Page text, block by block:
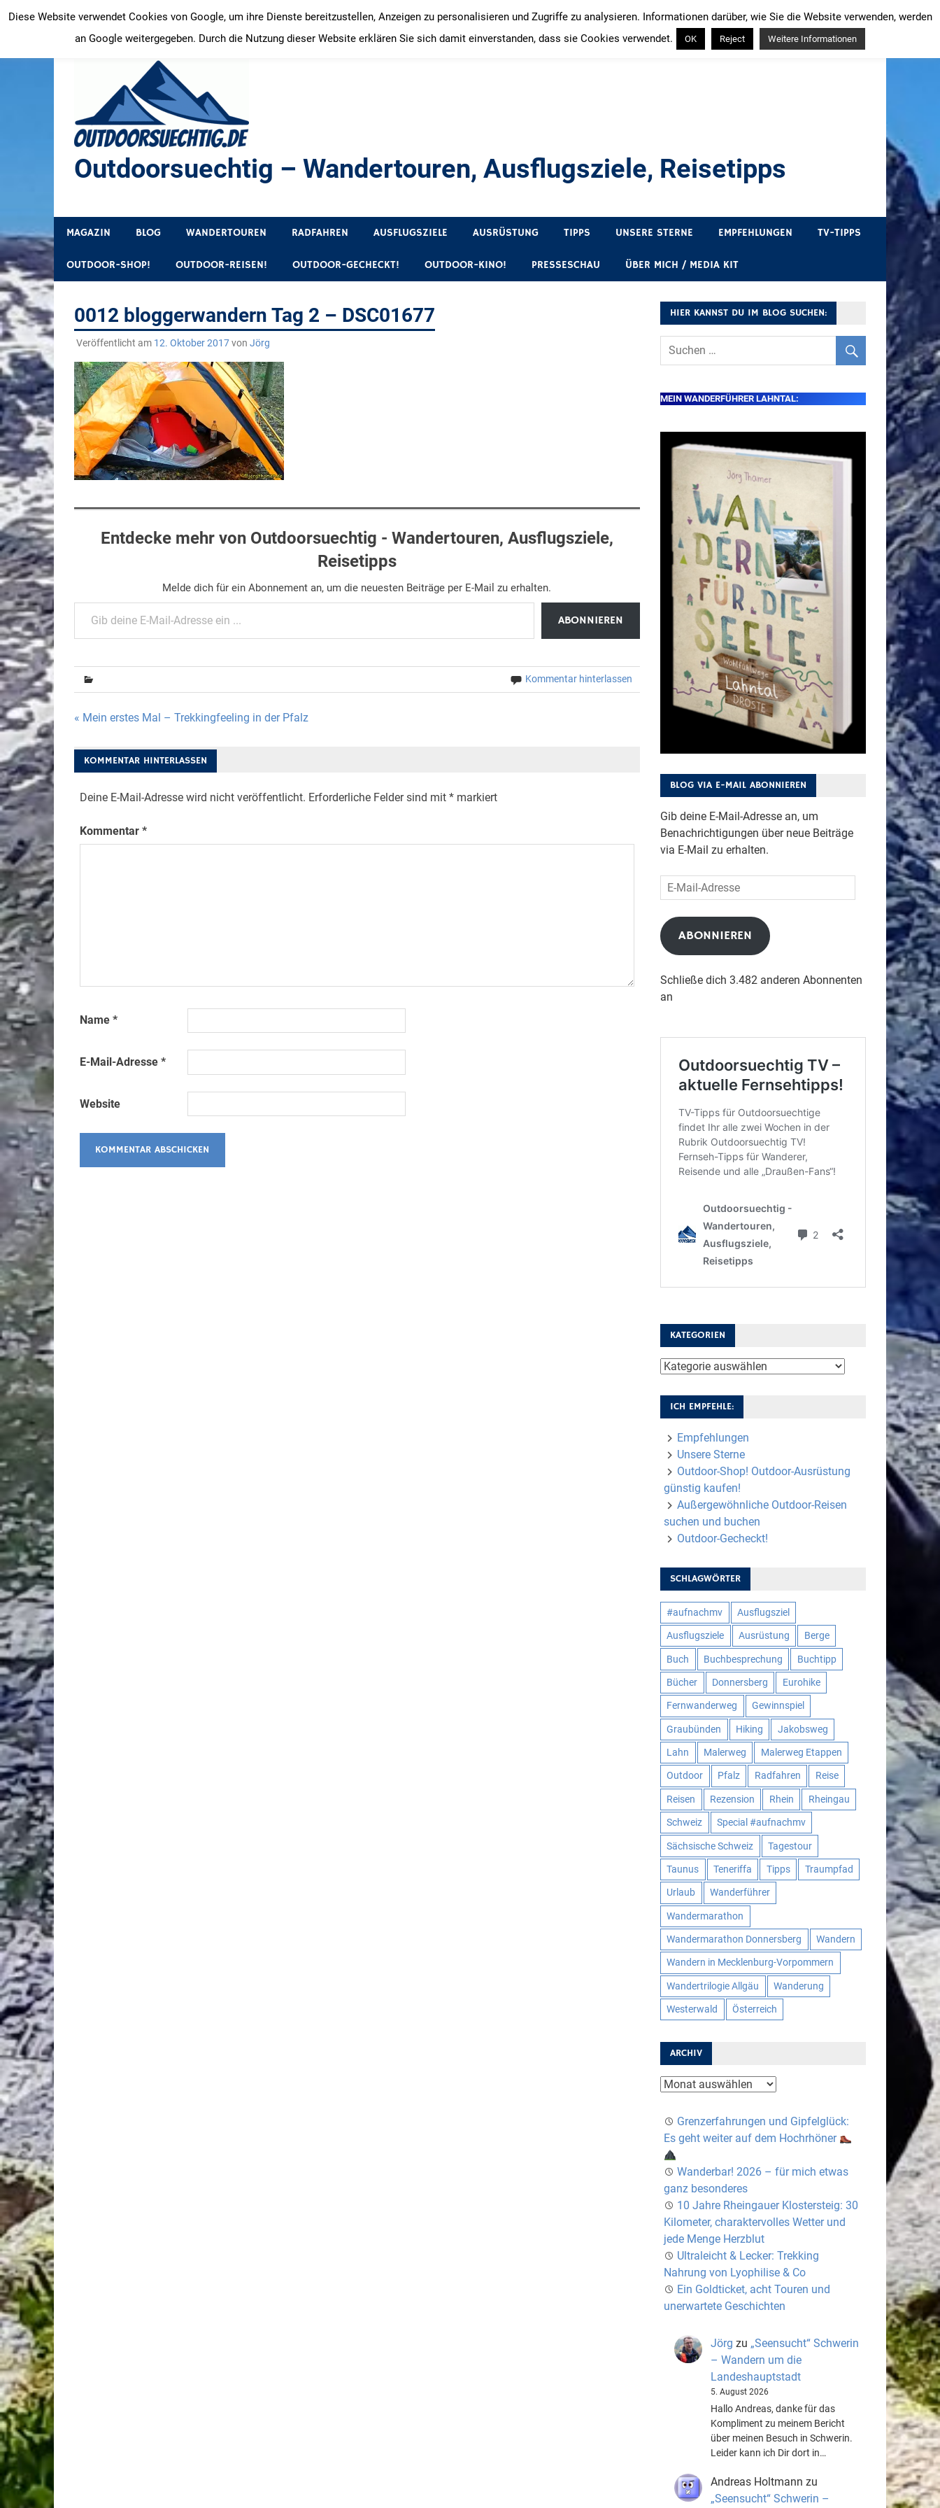
Inhalt
springen
Outdoorsuechtig – Wandertouren, Ausflugsziele, Reisetipps
MAGAZIN BLOG WANDERTOUREN RADFAHREN AUSFLUGSZIELE AUSRÜSTUNG TIPPS UNSERE STERNE EMPFEHLUNGEN TV-TIPPS
OUTDOOR-SHOP! OUTDOOR-REISEN! OUTDOOR-GECHECKT! OUTDOOR-KINO! PRESSESCHAU ÜBER MICH / MEDIA KIT
0012 bloggerwandern Tag 2 – DSC01677
Veröffentlicht am 12. Oktober 2017von Jörg
Entdecke mehr von Outdoorsuechtig - Wandertouren, Ausflugsziele,
Reisetipps
Melde dich für ein Abonnement an, um die neuesten Beiträge per E-Mail zu erhalten.
Gib deine E-Mail-Adresse ein ...
ABONNIEREN
Kommentar hinterlassen
Beitragsnavigation
« Mein erstes Mal – Trekkingfeeling in der Pfalz
KOMMENTAR HINTERLASSEN
Deine E-Mail-Adresse wird nicht veröffentlicht. Erforderliche Felder sind mit *markiert
Kommentar *
Name *
E-Mail-Adresse *
Website
HIER KANNST DU IM BLOG SUCHEN:
MEIN WANDERFÜHRER LAHNTAL:
BLOG VIA E-MAIL ABONNIEREN
Gib deine E-Mail-Adresse an, um
Benachrichtigungen über neue Beiträge
via E-Mail zu erhalten.
E-
Mail-
Adresse
ABONNIEREN
Schließe dich 3.482 anderen Abonnenten
an
KATEGORIEN
Kategorien
ICH EMPFEHLE:
Empfehlungen
Unsere Sterne
Outdoor-Shop! Outdoor-Ausrüstung
günstig kaufen!
Außergewöhnliche Outdoor-Reisen
suchen und buchen
Outdoor-Gecheckt!
SCHLAGWÖRTER
#aufnachmv Ausflugsziel
Ausflugsziele Ausrüstung Berge
Buch Buchbesprechung Buchtipp
Bücher Donnersberg Eurohike
Fernwanderweg Gewinnspiel
Graubünden Hiking Jakobsweg
Lahn Malerweg Malerweg Etappen
Outdoor Pfalz Radfahren Reise
Reisen Rezension Rhein Rheingau
Schweiz Special #aufnachmv
Sächsische Schweiz Tagestour
Taunus Teneriffa Tipps Traumpfad
Urlaub Wanderführer
Wandermarathon
Wandermarathon Donnersberg Wandern
Wandern in Mecklenburg-Vorpommern
Wandertrilogie Allgäu Wanderung
Westerwald Österreich
ARCHIV
Archiv
Grenzerfahrungen und Gipfelglück:
Es geht weiter auf dem Hochrhöner
Wanderbar! 2026 – für mich etwas
ganz besonderes
10 Jahre Rheingauer Klostersteig: 30
Kilometer, charaktervolles Wetter und
jede Menge Herzblut
Ultraleicht & Lecker: Trekking
Nahrung von Lyophilise & Co
Ein Goldticket, acht Touren und
unerwartete Geschichten
Jörg zu „Seensucht“ Schwerin
– Wandern um die
Landeshauptstadt
5. August 2026
Hallo Andreas, danke für das
Kompliment zu meinem Bericht
über meinen Besuch in Schwerin.
Leider kann ich Dir dort in…
Andreas Holtmann zu
„Seensucht“ Schwerin –
Diese Website verwendet Cookies von Google, um ihre Dienste bereitzustellen, Anzeigen zu personalisieren und Zugriffe zu analysieren. Informationen darüber, wie Sie die Website verwenden, werden
an Google weitergegeben. Durch die Nutzung dieser Website erklären Sie sich damit einverstanden, dass sie Cookies verwendet.
OK Reject Weitere Informationen